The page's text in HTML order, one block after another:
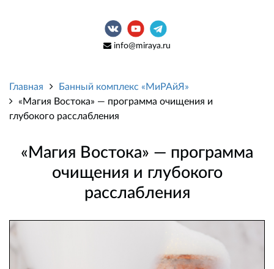
info@miraya.ru
Главная
Банный комплекс «МиРАйЯ»
«Магия Востока» — программа очищения и
глубокого расслабления
«Магия Востока» — программа
очищения и глубокого
расслабления